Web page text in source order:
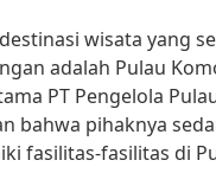
wisata yang
adalah Pulau
PT Pengelola
bahwa pihaknya
fasilitas-fasilitas di